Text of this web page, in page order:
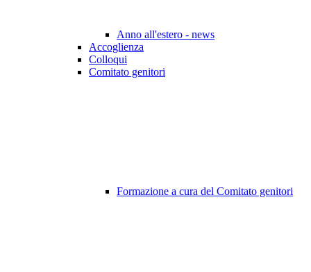
Anno all'estero - news
Accoglienza
Colloqui
Comitato genitori
Formazione a cura del Comitato genitori